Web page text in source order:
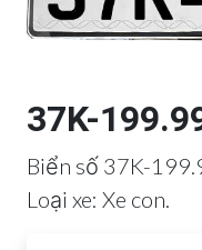
37K-
Biển số 37K-
Loại xe: Xe con.